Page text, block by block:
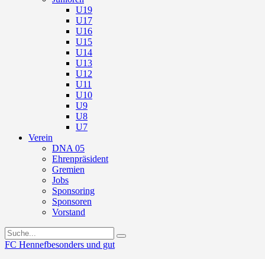
U19
U17
U16
U15
U14
U13
U12
U11
U10
U9
U8
U7
Verein
DNA 05
Ehrenpräsident
Gremien
Jobs
Sponsoring
Sponsoren
Vorstand
FC Hennefbesonders und gut